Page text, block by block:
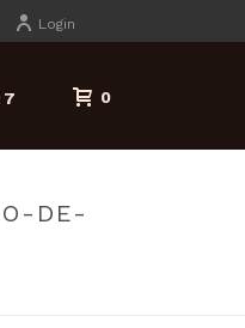
Login
0
DE-